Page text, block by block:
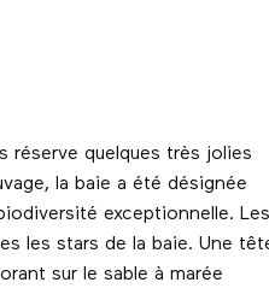
réserve quelques très jolies
la baie a été désignée
exceptionnelle. Les
les stars de la baie. Une
sur le sable à marée